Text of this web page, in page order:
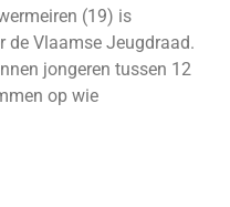
(19) is
de Vlaamse Jeugdraad.
jongeren tussen 12
op wie